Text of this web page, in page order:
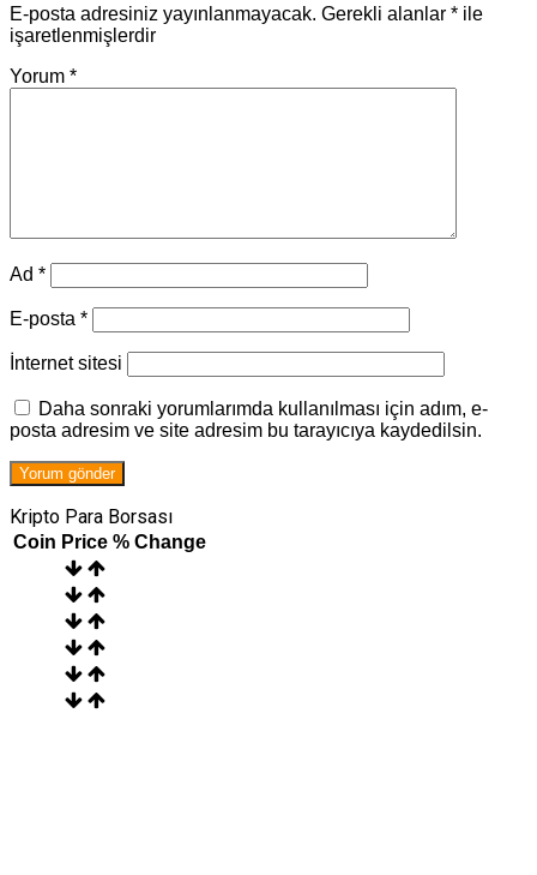
E-posta adresiniz yayınlanmayacak. Gerekli alanlar * ile
işaretlenmişlerdir
Yorum *
Ad *
E-posta *
İnternet sitesi
Daha sonraki yorumlarımda kullanılması için adım, e-
posta adresim ve site adresim bu tarayıcıya kaydedilsin.
Kripto Para Borsası
Coin Price % Change